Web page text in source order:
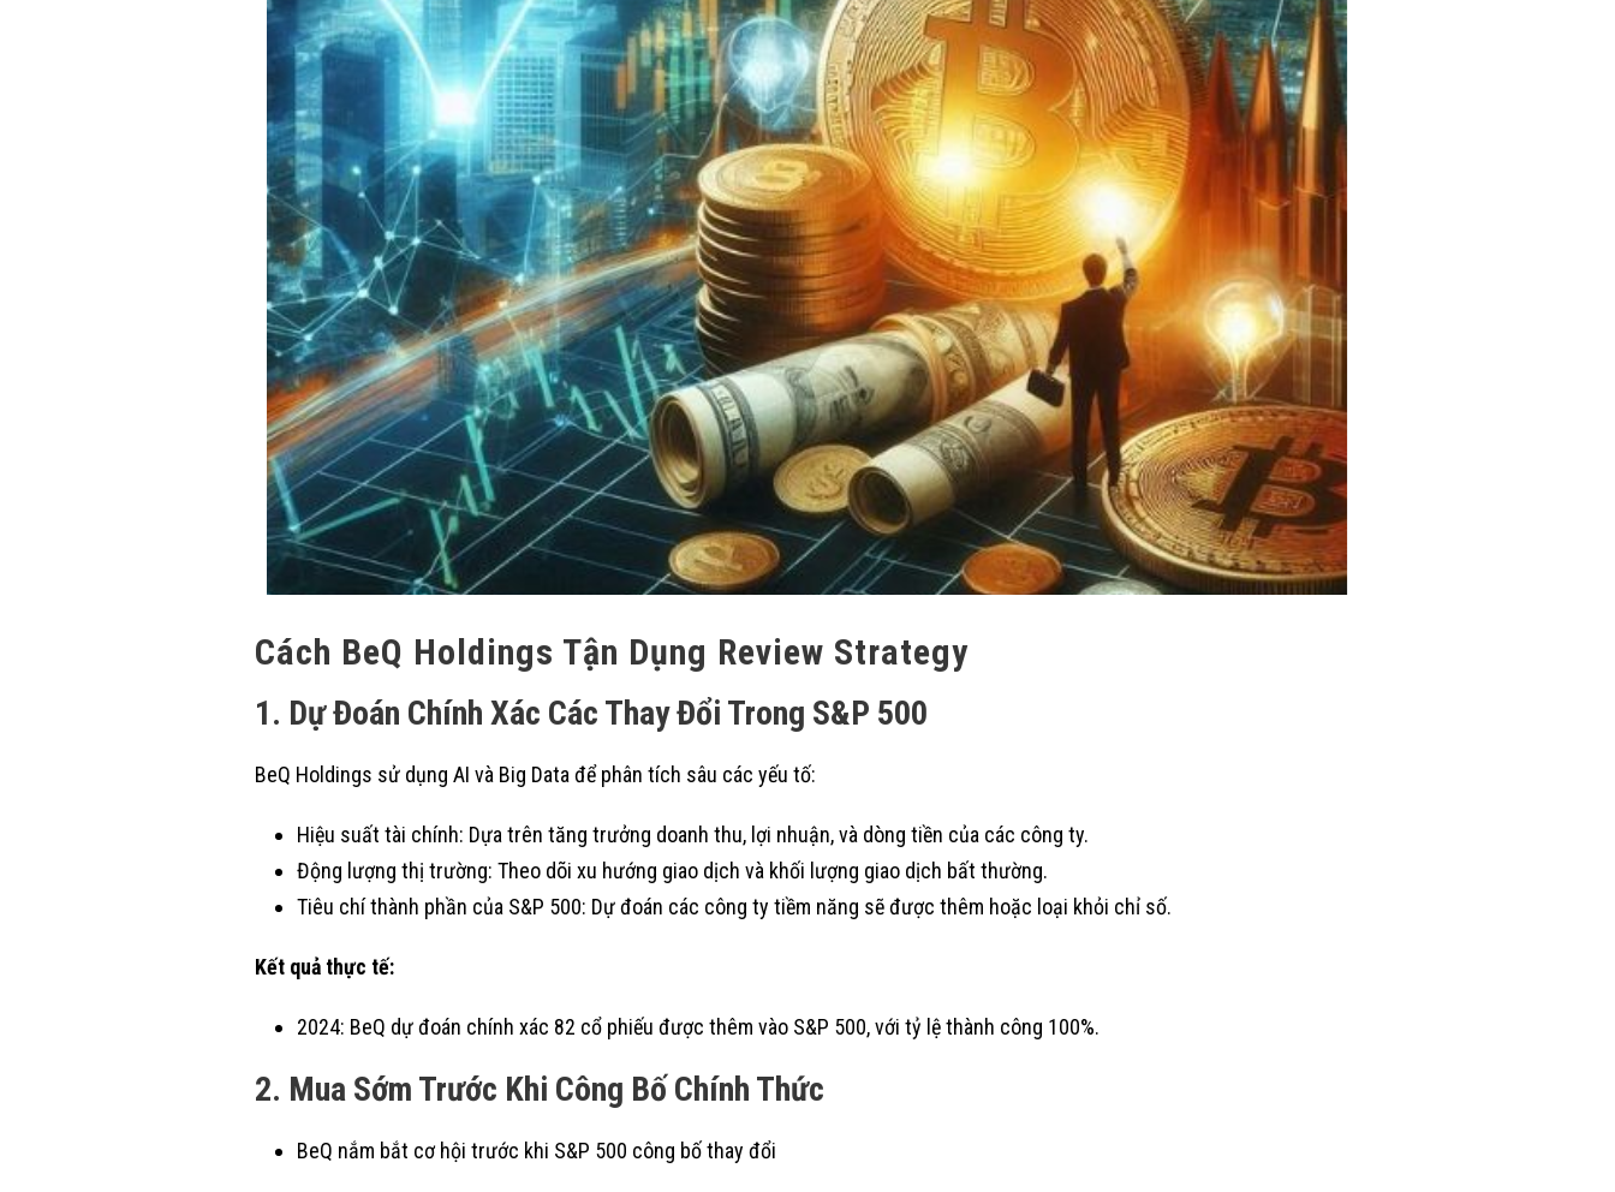
Cách BeQ Holdings Tận Dụng Review Strategy
1. Dự Đoán Chính Xác Các Thay Đổi Trong S&P 500
BeQ Holdings sử dụng AI và Big Data để phân tích sâu các yếu tố:
Hiệu suất tài chính: Dựa trên tăng trưởng doanh thu, lợi nhuận, và dòng tiền của các công ty.
Động lượng thị trường: Theo dõi xu hướng giao dịch và khối lượng giao dịch bất thường.
Tiêu chí thành phần của S&P 500: Dự đoán các công ty tiềm năng sẽ được thêm hoặc loại khỏi chỉ số.
Kết quả thực tế:
2024: BeQ dự đoán chính xác 82 cổ phiếu được thêm vào S&P 500, với tỷ lệ thành công 100%.
2. Mua Sớm Trước Khi Công Bố Chính Thức
BeQ nắm bắt cơ hội trước khi S&P 500 công bố thay đổi